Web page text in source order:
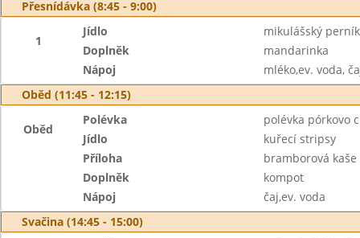
Přesnídávka (8:45 - 9:00)
1
Jídlo
mikulášský perník
Doplněk
mandarinka
Nápoj
mléko,ev. voda,
Oběd (11:45 - 12:15)
Oběd
Polévka
polévka pórkovo
Jídlo
kuřecí stripsy
Příloha
bramborová kaše
Doplněk
kompot
Nápoj
čaj,ev. voda
Svačina (14:45 - 15:00)